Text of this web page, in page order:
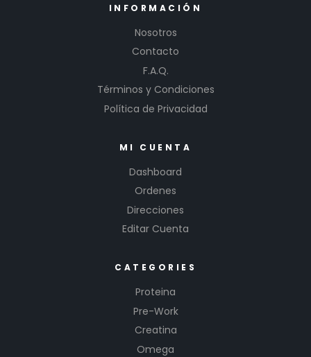
INFORMACIÓN
Nosotros
Contacto
F.A.Q.
Términos y Condiciones
Política de Privacidad
MI CUENTA
Dashboard
Ordenes
Direcciones
Editar Cuenta
CATEGORIES
Proteina
Pre-Work
Creatina
Omega